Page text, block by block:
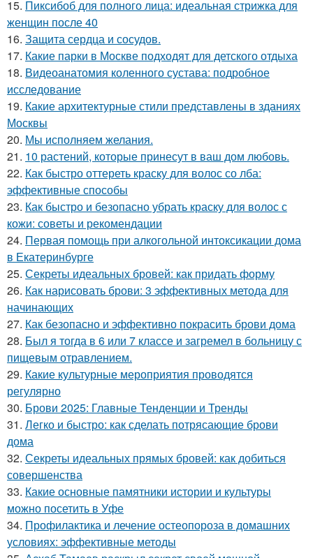
15. Пиксибоб для полного лица: идеальная стрижка для
женщин после 40
16. Защита сердца и сосудов.
17. Какие парки в Москве подходят для детского отдыха
18. Видеоанатомия коленного сустава: подробное
исследование
19. Какие архитектурные стили представлены в зданиях
Москвы
20. Мы исполняем желания.
21. 10 растений, которые принесут в ваш дом любовь.
22. Как быстро оттереть краску для волос со лба:
эффективные способы
23. Как быстро и безопасно убрать краску для волос с
кожи: советы и рекомендации
24. Первая помощь при алкогольной интоксикации дома
в Екатеринбурге
25. Секреты идеальных бровей: как придать форму
26. Как нарисовать брови: 3 эффективных метода для
начинающих
27. Как безопасно и эффективно покрасить брови дома
28. Был я тогда в 6 или 7 классе и загремел в больницу с
пищевым отравлением.
29. Какие культурные мероприятия проводятся
регулярно
30. Брови 2025: Главные Тенденции и Тренды
31. Легко и быстро: как сделать потрясающие брови
дома
32. Секреты идеальных прямых бровей: как добиться
совершенства
33. Какие основные памятники истории и культуры
можно посетить в Уфе
34. Профилактика и лечение остеопороза в домашних
условиях: эффективные методы